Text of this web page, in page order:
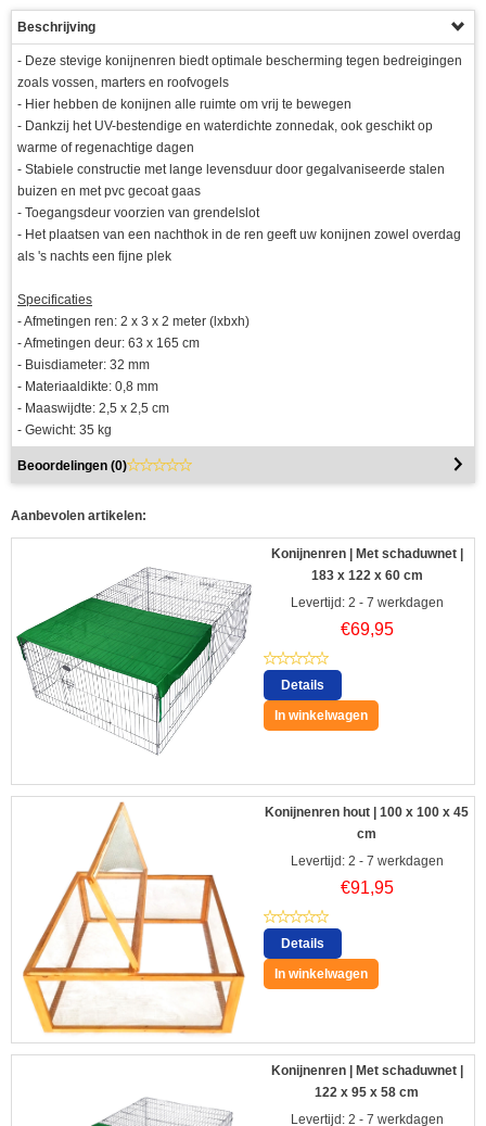
Beschrijving
- Deze stevige konijnenren biedt optimale bescherming tegen bedreigingen
zoals vossen, marters en roofvogels
- Hier hebben de konijnen alle ruimte om vrij te bewegen
- Dankzij het UV-bestendige en waterdichte zonnedak, ook geschikt op
warme of regenachtige dagen
- Stabiele constructie met lange levensduur door gegalvaniseerde stalen
buizen en met pvc gecoat gaas
- Toegangsdeur voorzien van grendelslot
- Het plaatsen van een nachthok in de ren geeft uw konijnen zowel overdag
als 's nachts een fijne plek
Specificaties
- Afmetingen ren: 2 x 3 x 2 meter (lxbxh)
- Afmetingen deur: 63 x 165 cm
- Buisdiameter: 32 mm
- Materiaaldikte: 0,8 mm
- Maaswijdte: 2,5 x 2,5 cm
- Gewicht: 35 kg
Beoordelingen (0)
Aanbevolen artikelen:
Konijnenren | Met schaduwnet |
183 x 122 x 60 cm
Levertijd: 2 - 7 werkdagen
€69,95
Details
In winkelwagen
Konijnenren hout | 100 x 100 x 45
cm
Levertijd: 2 - 7 werkdagen
€91,95
Details
In winkelwagen
Konijnenren | Met schaduwnet |
122 x 95 x 58 cm
Levertijd: 2 - 7 werkdagen